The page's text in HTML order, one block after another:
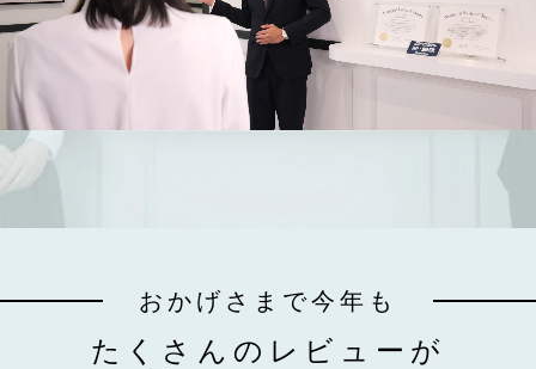
おかげさまで今年も
たくさんのレビューが